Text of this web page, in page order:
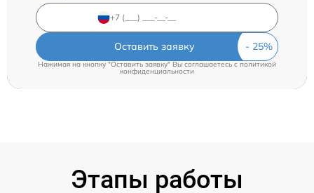
Оставить заявку
Нажимая на кнопку "Оставить заявку" Вы соглашаетесь cполитикой
конфиденциальности
Этапы работы